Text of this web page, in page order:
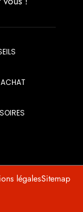
légalesSitemap